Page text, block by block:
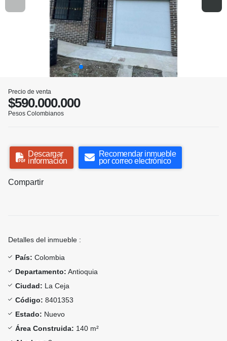
Precio de venta
$590.000.000
Pesos Colombianos
Descargar
información
Recomendar inmueble
por correo electrónico
Compartir
Detalles del inmueble :
País: Colombia
Departamento: Antioquia
Ciudad: La Ceja
Código: 8401353
Estado: Nuevo
Área Construida: 140 m²